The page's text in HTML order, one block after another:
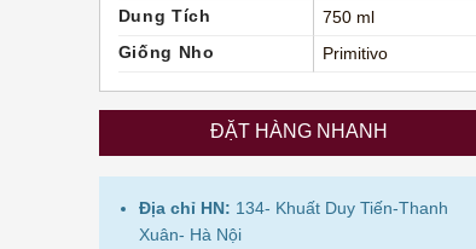
Dung Tích
750 ml
Giống Nho
Primitivo
ĐẶT HÀNG NHANH
Địa chỉ HN: 134- Khuất Duy Tiến-Thanh
Xuân- Hà Nội